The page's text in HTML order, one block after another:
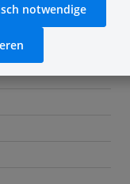
notwendige